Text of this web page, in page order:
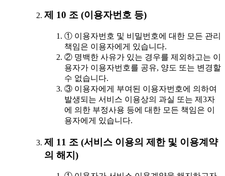
제 10 조 (이용자번호 등)
① 이용자번호 및 비밀번호에 대한 모든 관리
책임은 이용자에게 있습니다.
② 명백한 사유가 있는 경우를 제외하고는 이
용자가 이용자번호를 공유, 양도 또는 변경할
수 없습니다.
③ 이용자에게 부여된 이용자번호에 의하여
발생되는 서비스 이용상의 과실 또는 제3자
에 의한 부정사용 등에 대한 모든 책임은 이
용자에게 있습니다.
제 11 조 (서비스 이용의 제한 및 이용계약
의 해지)